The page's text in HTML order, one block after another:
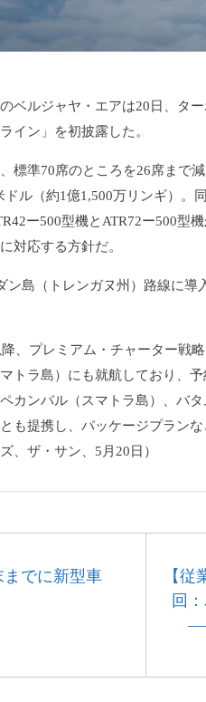
ベルジャヤ・エアは20日、 タ
イン」を初披露した。
標準70席のところを26席まで減
ドル（約1億1,500万リンギ）。
ー500型機とATR72ー500型機
対応する方針だ。
島（トレンガヌ州） 路線に導
、プレミアム・ チャーター戦
トラ島） にも就航しており、
カンバル（スマトラ島）
、バ
も提携し、 パッケージプランな
、ザ・サン、5月20日）
までに新型車
Next
Post:
【
回